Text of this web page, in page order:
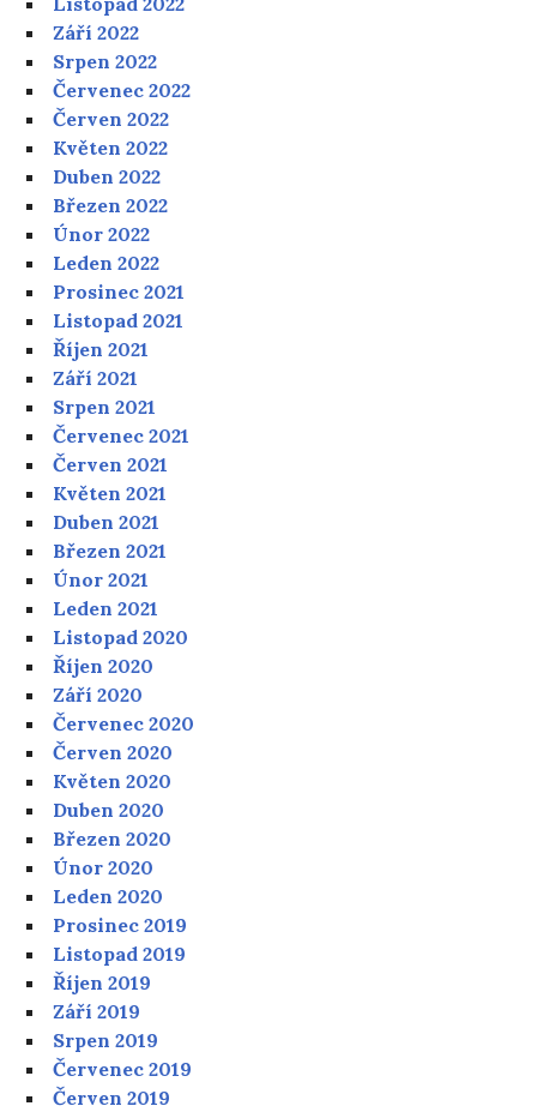
Září 2022
Srpen 2022
Červenec 2022
Červen 2022
Květen 2022
Duben 2022
Březen 2022
Únor 2022
Leden 2022
Prosinec 2021
Listopad 2021
Říjen 2021
Září 2021
Srpen 2021
Červenec 2021
Červen 2021
Květen 2021
Duben 2021
Březen 2021
Únor 2021
Leden 2021
Listopad 2020
Říjen 2020
Září 2020
Červenec 2020
Červen 2020
Květen 2020
Duben 2020
Březen 2020
Únor 2020
Leden 2020
Prosinec 2019
Listopad 2019
Říjen 2019
Září 2019
Srpen 2019
Červenec 2019
Červen 2019